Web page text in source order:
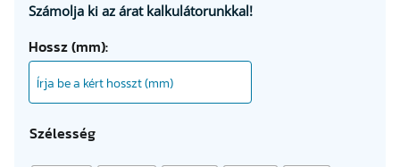
Számolja ki az árat kalkulátorunkkal!
Hossz (mm):
Szélesség